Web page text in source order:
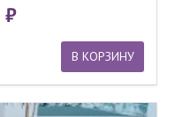
В КОРЗИНУ